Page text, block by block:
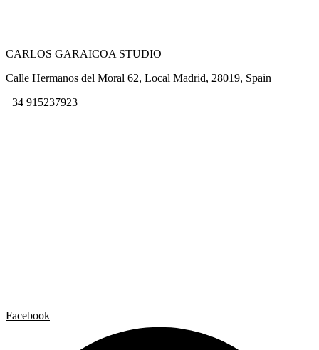
CARLOS GARAICOA STUDIO
Calle Hermanos del Moral 62, Local Madrid, 28019, Spain
+34 915237923
Facebook